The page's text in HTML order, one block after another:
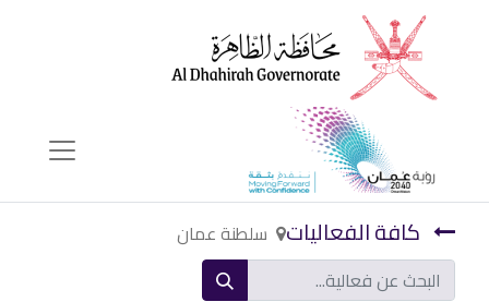
كافة الفعاليات سلطنة عمان